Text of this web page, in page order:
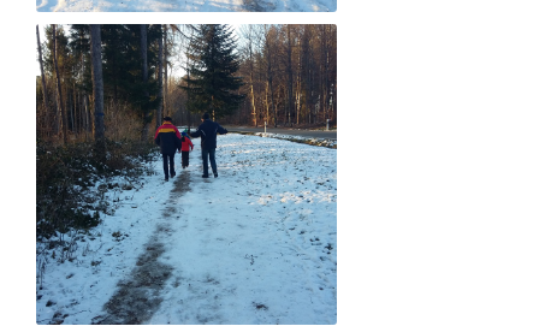
AUF DER WANDERUNG